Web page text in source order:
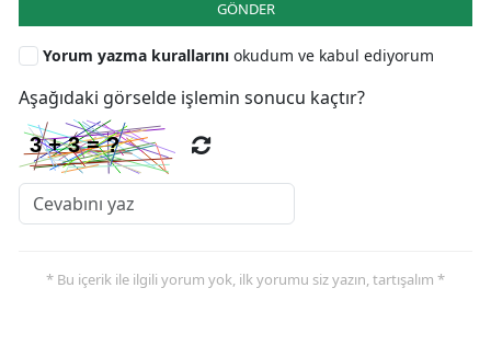
GÖNDER
Yorum yazma kurallarını okudum ve kabul ediyorum
Aşağıdaki görselde işlemin sonucu kaçtır?
* Bu içerik ile ilgili yorum yok, ilk yorumu siz yazın, tartışalım *